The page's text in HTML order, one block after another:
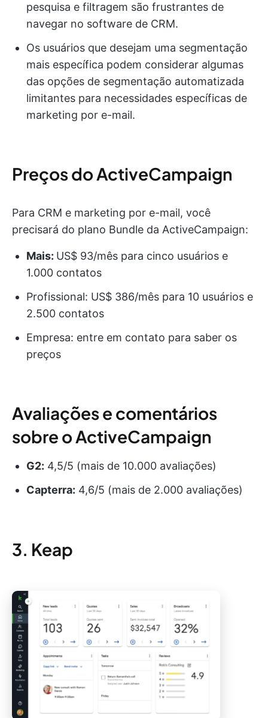
pesquisa e filtragem são frustrantes de
navegar no software de CRM.
Os usuários que desejam uma segmentação
mais específica podem considerar algumas
das opções de segmentação automatizada
limitantes para necessidades específicas de
marketing por e-mail.
Preços do ActiveCampaign
Para CRM e marketing por e-mail, você
precisará do plano Bundle da ActiveCampaign:
Mais: US$ 93/mês para cinco usuários e
1.000 contatos
Profissional: US$ 386/mês para 10 usuários e
2.500 contatos
Empresa: entre em contato para saber os
preços
Avaliações e comentários
sobre o ActiveCampaign
G2: 4,5/5 (mais de 10.000 avaliações)
Capterra: 4,6/5 (mais de 2.000 avaliações)
3. Keap